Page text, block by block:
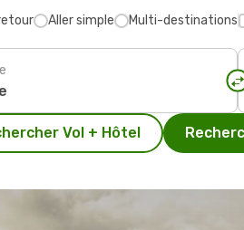
Aller simple Multi-destinations
Vol + Hôtel